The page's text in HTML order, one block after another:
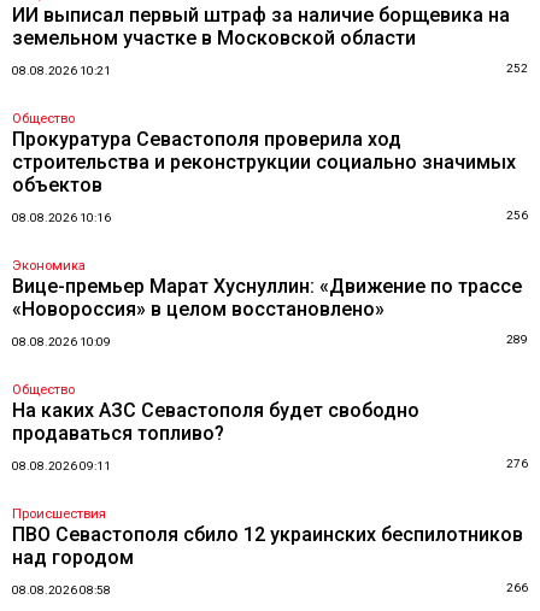
ИИ выписал первый штраф за наличие борщевика на
земельном участке в Московской области
08.08.2026 10:21 252
Общество
Прокуратура Севастополя проверила ход
строительства и реконструкции социально значимых
объектов
08.08.2026 10:16 256
Экономика
Вице-премьер Марат Хуснуллин: «Движение по трассе
«Новороссия» в целом восстановлено»
08.08.2026 10:09 289
Общество
На каких АЗС Севастополя будет свободно
продаваться топливо?
08.08.2026 09:11 276
Происшествия
ПВО Севастополя сбило 12 украинских беспилотников
над городом
08.08.2026 08:58 266